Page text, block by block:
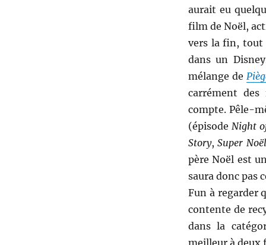
aurait eu
film de Noël,
vers la fin, tout
dans un
mélange de
carrément
compte. Pêle-
(épisode Night
Story,Super Noël
père Noël est
saura donc pas
Fun à regarder
contente de
dans la